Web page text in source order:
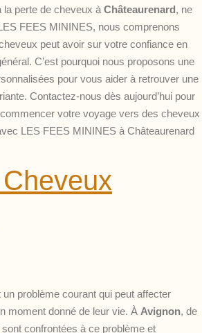
la perte de cheveux à Châteaurenard, ne
FEES MININES, nous comprenons
peut avoir sur votre confiance en
C’est pourquoi nous proposons une
pour vous aider à retrouver une
Contactez-nous dès aujourd’hui pour
votre voyage vers des cheveux
LES FEES MININES à Châteaurenard
problème courant qui peut affecter
moment donné de leur vie. À Avignon, de
confrontées à ce problème et